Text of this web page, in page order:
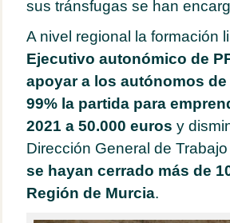
sus tránsfugas se han
A nivel regional la formación
Ejecutivo autonómico de
apoyar a los autónomos
99% la partida para
2021 a 50.000 euros y
Dirección General de
se hayan cerrado más de
Región de Murcia.